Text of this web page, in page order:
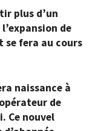
plus d’un
de
se fera au cours
naissance à
de
Ce nouvel